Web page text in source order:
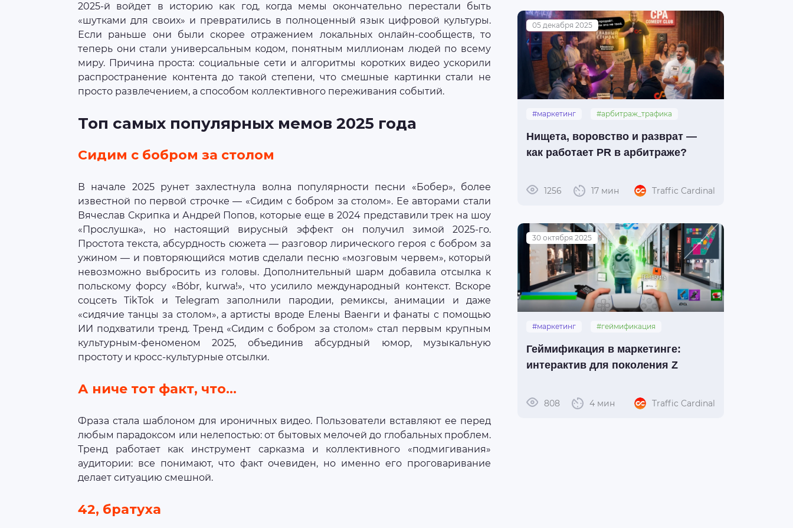
2025-й войдет в историю как год, когда мемы окончательно перестали быть
«шутками для своих» и превратились в полноценный язык цифровой культуры.
Если раньше они были скорее отражением локальных онлайн-сообществ, то
теперь они стали универсальным кодом, понятным миллионам людей по всему
миру. Причина проста: социальные сети и алгоритмы коротких видео ускорили
распространение контента до такой степени, что смешные картинки стали не
просто развлечением, а способом коллективного переживания событий.
Топ самых популярных мемов 2025 года
Сидим с бобром за столом
В начале 2025 рунет захлестнула волна популярности песни «Бобер», более
известной по первой строчке — «Сидим с бобром за столом». Ее авторами стали
Вячеслав Скрипка и Андрей Попов, которые еще в 2024 представили трек на шоу
«Прослушка», но настоящий вирусный эффект он получил зимой 2025-го.
Простота текста, абсурдность сюжета — разговор лирического героя с бобром за
ужином — и повторяющийся мотив сделали песню «мозговым червем», который
невозможно выбросить из головы. Дополнительный шарм добавила отсылка к
польскому форсу «Bóbr, kurwa!», что усилило международный контекст. Вскоре
соцсеть TikTok и Telegram заполнили пародии, ремиксы, анимации и даже
«сидячие танцы за столом», а артисты вроде Елены Ваенги и фанаты с помощью
ИИ подхватили тренд. Тренд «Сидим с бобром за столом» стал первым крупным
культурным-феноменом 2025, объединив абсурдный юмор, музыкальную
простоту и кросс-культурные отсылки.
А ниче тот факт, что…
Фраза стала шаблоном для ироничных видео. Пользователи вставляют ее перед
любым парадоксом или нелепостью: от бытовых мелочей до глобальных проблем.
Тренд работает как инструмент сарказма и коллективного «подмигивания»
аудитории: все понимают, что факт очевиден, но именно его проговаривание
делает ситуацию смешной.
42, братуха
05 декабря 2025
#маркетинг
#арбитраж_трафика
Нищета, воровство и разврат —
как работает PR в арбитраже?
1256 17 мин Traffic Cardinal
30 октября 2025
#маркетинг
#геймификация
Геймификация в маркетинге:
интерактив для поколения Z
808 4 мин Traffic Cardinal